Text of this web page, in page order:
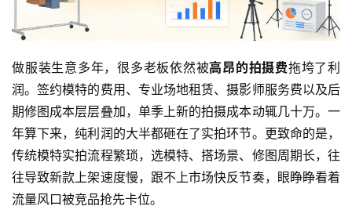
做服装生意多年，很多老板依然被高昂的拍摄费拖垮了利
润。签约模特的费用、专业场地租赁、摄影师服务费以及后
期修图成本层层叠加，单季上新的拍摄成本动辄几十万。一
年算下来，纯利润的大半都砸在了实拍环节。更致命的是，
传统模特实拍流程繁琐，选模特、搭场景、修图周期长，往
往导致新款上架速度慢，跟不上市场快反节奏，眼睁睁看着
流量风口被竞品抢先卡位。